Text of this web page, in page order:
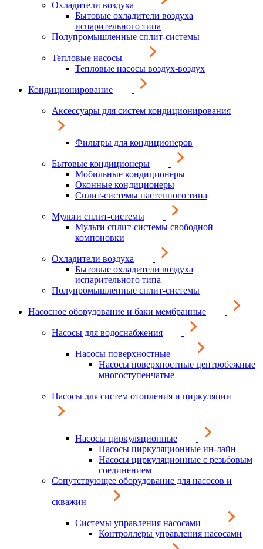
Охладители воздуха
Бытовые охладители воздуха
испарительного типа
Полупромышленные сплит-системы
Тепловые насосы
Тепловые насосы воздух-воздух
Кондиционирование
Аксессуары для систем кондиционирования
Фильтры для кондиционеров
Бытовые кондиционеры
Мобильные кондиционеры
Оконные кондиционеры
Сплит-системы настенного типа
Мульти сплит-системы
Мульти сплит-системы свободной
компоновки
Охладители воздуха
Бытовые охладители воздуха
испарительного типа
Полупромышленные сплит-системы
Насосное оборудование и баки мембранные
Насосы для водоснабжения
Насосы поверхностные
Насосы поверхностные центробежные
многоступенчатые
Насосы для систем отопления и циркуляции
Насосы циркуляционные
Насосы циркуляционные ин-лайн
Насосы циркуляционные с резьбовым
соединением
Сопутствующее оборудование для насосов и
скважин
Системы управления насосами
Контроллеры управления насосами